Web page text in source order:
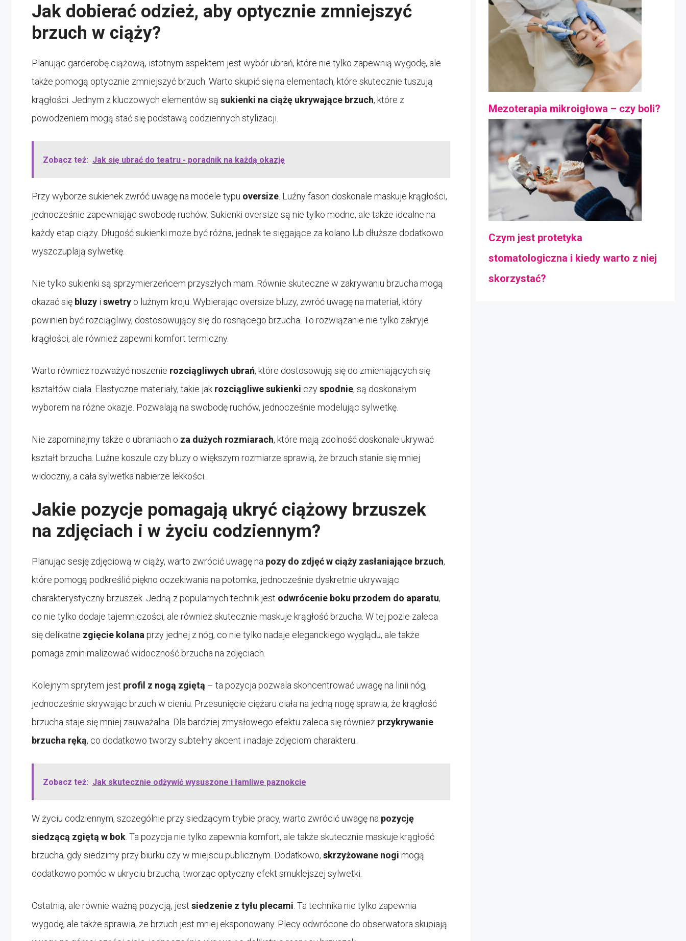
Jak dobierać odzież, aby optycznie zmniejszyć
brzuch w ciąży?
Planując garderobę ciążową, istotnym aspektem jest wybór ubrań, które nie tylko zapewnią wygodę, ale
także pomogą optycznie zmniejszyć brzuch. Warto skupić się na elementach, które skutecznie tuszują
krągłości. Jednym z kluczowych elementów są sukienki na ciążę ukrywające brzuch, które z
powodzeniem mogą stać się podstawą codziennych stylizacji.
Zobacz też: Jak się ubrać do teatru - poradnik na każdą okazję
Przy wyborze sukienek zwróć uwagę na modele typu oversize . Luźny fason doskonale maskuje krągłości,
jednocześnie zapewniając swobodę ruchów. Sukienki oversize są nie tylko modne, ale także idealne na
każdy etap ciąży. Długość sukienki może być różna, jednak te sięgające za kolano lub dłuższe dodatkowo
wyszczuplają sylwetkę.
Nie tylko sukienki są sprzymierzeńcem przyszłych mam. Równie skuteczne w zakrywaniu brzucha mogą
okazać się bluzy i swetry o luźnym kroju. Wybierając oversize bluzy, zwróć uwagę na materiał, który
powinien być rozciągliwy, dostosowujący się do rosnącego brzucha. To rozwiązanie nie tylko zakryje
krągłości, ale również zapewni komfort termiczny.
Warto również rozważyć noszenie rozciągliwych ubrań, które dostosowują się do zmieniających się
kształtów ciała. Elastyczne materiały, takie jak rozciągliwe sukienki czyspodnie, są doskonałym
wyborem na różne okazje. Pozwalają na swobodę ruchów, jednocześnie modelując sylwetkę.
Nie zapominajmy także o ubraniach o za dużych rozmiarach, które mają zdolność doskonale ukrywać
kształt brzucha. Luźne koszule czy bluzy o większym rozmiarze sprawią, że brzuch stanie się mniej
widoczny, a cała sylwetka nabierze lekkości.
Jakie pozycje pomagają ukryć ciążowy brzuszek
na zdjęciach i w życiu codziennym?
Planując sesję zdjęciową w ciąży, warto zwrócić uwagę na pozy do zdjęć w ciąży zasłaniające brzuch,
które pomogą podkreślić piękno oczekiwania na potomka, jednocześnie dyskretnie ukrywając
charakterystyczny brzuszek. Jedną z popularnych technik jest odwrócenie boku przodem do aparatu,
co nie tylko dodaje tajemniczości, ale również skutecznie maskuje krągłość brzucha. W tej pozie zaleca
się delikatne zgięcie kolana przy jednej z nóg, co nie tylko nadaje eleganckiego wyglądu, ale także
pomaga zminimalizować widoczność brzucha na zdjęciach.
Kolejnym sprytem jest profil z nogą zgiętą – ta pozycja pozwala skoncentrować uwagę na linii nóg,
jednocześnie skrywając brzuch w cieniu. Przesunięcie ciężaru ciała na jedną nogę sprawia, że krągłość
brzucha staje się mniej zauważalna. Dla bardziej zmysłowego efektu zaleca się również przykrywanie
brzucha ręką, co dodatkowo tworzy subtelny akcent i nadaje zdjęciom charakteru.
Zobacz też: Jak skutecznie odżywić wysuszone i łamliwe paznokcie
W życiu codziennym, szczególnie przy siedzącym trybie pracy, warto zwrócić uwagę na pozycję
siedzącą zgiętą w bok . Ta pozycja nie tylko zapewnia komfort, ale także skutecznie maskuje krągłość
brzucha, gdy siedzimy przy biurku czy w miejscu publicznym. Dodatkowo, skrzyżowane nogi mogą
dodatkowo pomóc w ukryciu brzucha, tworząc optyczny efekt smuklejszej sylwetki.
Ostatnią, ale równie ważną pozycją, jest siedzenie z tyłu plecami . Ta technika nie tylko zapewnia
wygodę, ale także sprawia, że brzuch jest mniej eksponowany. Plecy odwrócone do obserwatora skupiają
Mezoterapia mikroigłowa – czy boli?
Czym jest protetyka
stomatologiczna i kiedy warto z niej
skorzystać?